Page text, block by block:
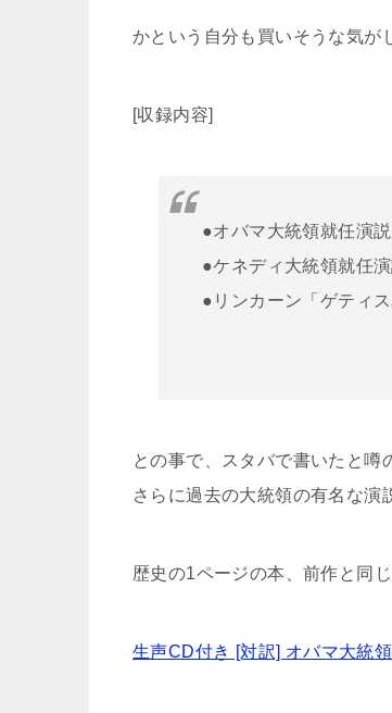
かという自分も買いそうな気が
[収録内容]
●オバマ大統領就任演
●ケネディ大統領就任
●リンカーン「ゲティ
との事で、スタバで書いたと噂
さらに過去の大統領の有名な演
歴史の1ページの本、前作と同
生声CD付き [対訳] オバマ大統